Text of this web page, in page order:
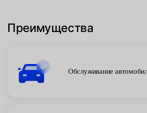
Преимущества
Обслуживание